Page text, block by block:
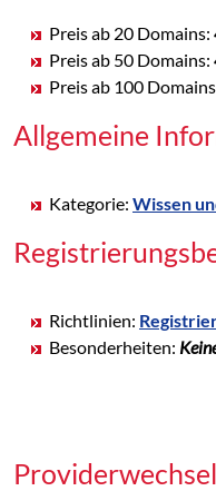
Preis ab 20 Domains:
Preis ab 50 Domains:
Preis ab 100
Allgemeine
Kategorie: Wissen
Richtlinien:
Besonderheiten: